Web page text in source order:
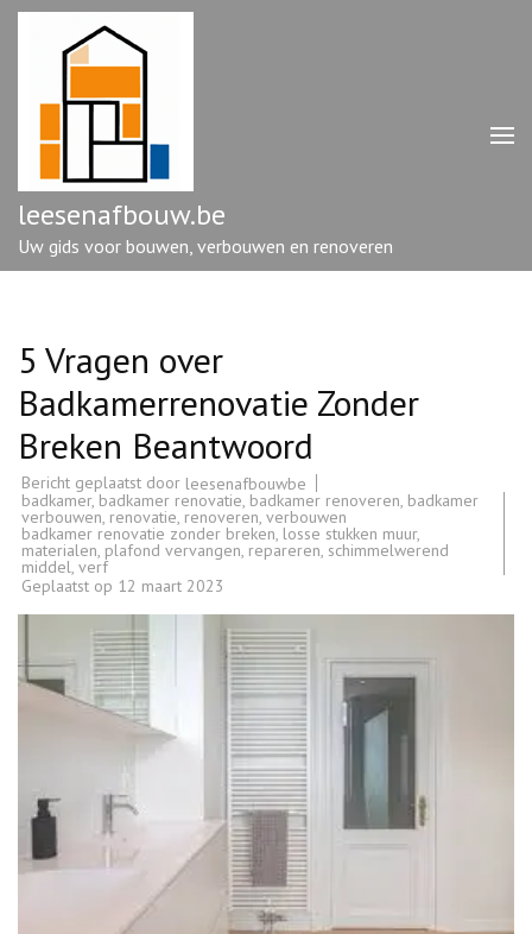
Ga
enter)
leesenafbouw.be
Uw gids voor bouwen, verbouwen en renoveren
5 Vragen over
Badkamerrenovatie Zonder
Breken Beantwoord
Bericht geplaatst door leesenafbouwbe
badkamer, badkamer renovatie, badkamer renoveren, badkamer
verbouwen, renovatie, renoveren, verbouwen
badkamer renovatie zonder breken, losse stukken muur,
materialen, plafond vervangen, repareren, schimmelwerend
middel, verf
Geplaatst op 12 maart 2023